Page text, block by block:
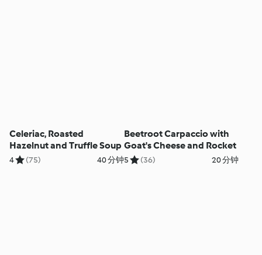
Celeriac, Roasted
Hazelnut and Truffle Soup
4 (75) 40 分钟
Beetroot Carpaccio with
Goat's Cheese and Rocket
5 (36) 20 分钟